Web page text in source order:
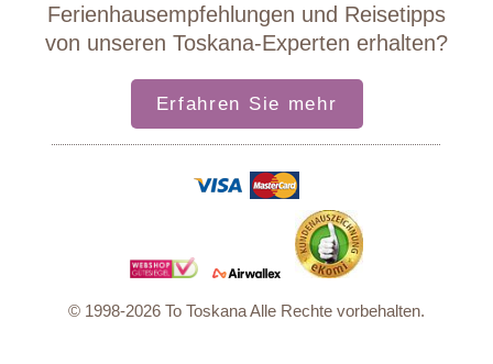
Ferienhausempfehlungen und Reisetipps
von unseren Toskana-Experten erhalten?
Erfahren Sie mehr
© 1998-2026 To Toskana Alle Rechte vorbehalten.